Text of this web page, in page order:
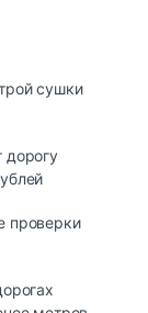
сушки
дорогу
проверки